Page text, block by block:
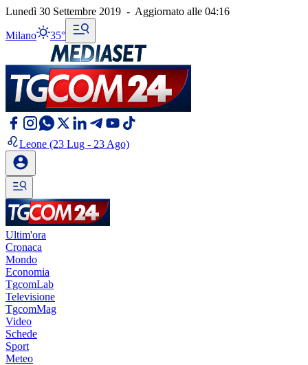
Lunedì 30 Settembre 2019 - Aggiornato alle 04:16
Milano 35°
Leone (23 Lug - 23 Ago)
Ultim'ora
Cronaca
Mondo
Economia
TgcomLab
Televisione
TgcomMag
Video
Schede
Sport
Meteo